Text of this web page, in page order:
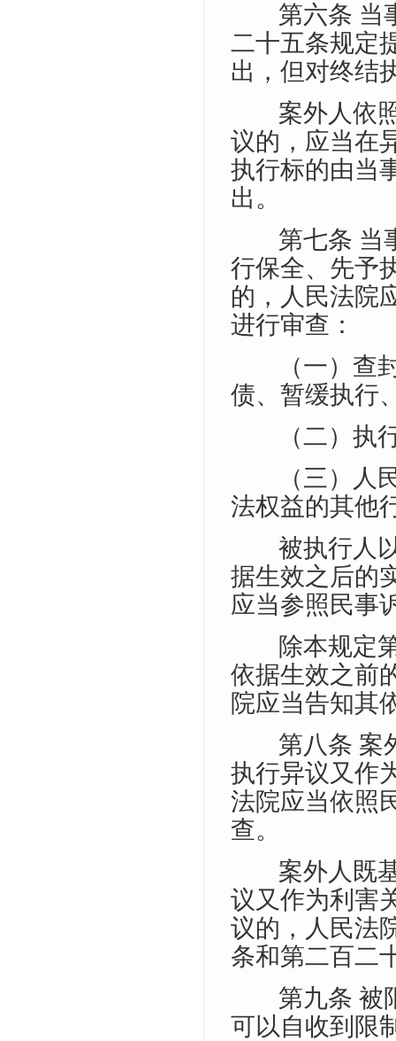
第六条 当
二十五条规定
出，但对终结
案外人依
议的，应当在
执行标的由当
出。
第七条 当
行保全、先予
的，人民法院
进行审查：
（一）查
债、暂缓执行
（二）执
（三）人
法权益的其他
被执行人
据生效之后的
应当参照民事
除本规定
依据生效之前
院应当告知其
第八条 案
执行异议又作
法院应当依照
查。
案外人既
议又作为利害
议的，人民法
条和第二百二
第九条 被
可以自收到限